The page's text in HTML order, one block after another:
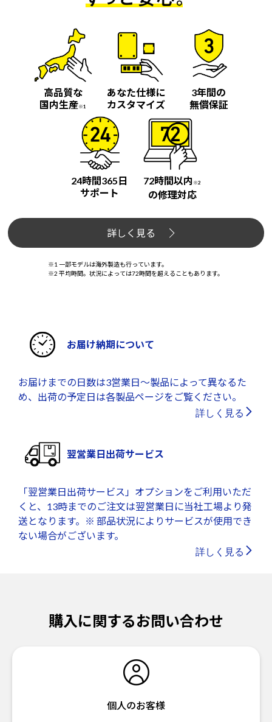
高品質な
国内生産※1
あなた仕様に
カスタマイズ
3年間の
無償保証
24時間365日
サポート
72時間以内 ※2
の修理対応
詳しく見る
※1 一部モデルは海外製造も行っています。
※2 平均時間。状況によっては72時間を超えることもあります。
お届け納期について
お届けまでの日数は3営業日～製品によって異なるた
め、出荷の予定日は各製品ページをご覧ください。
詳しく見る
翌営業日出荷サービス
「翌営業日出荷サービス」オプションをご利用いただ
くと、13時までのご注文は翌営業日に当社工場より発
送となります。※ 部品状況によりサービスが使用でき
ない場合がございます。
詳しく見る
購入に関するお問い合わせ
個人のお客様